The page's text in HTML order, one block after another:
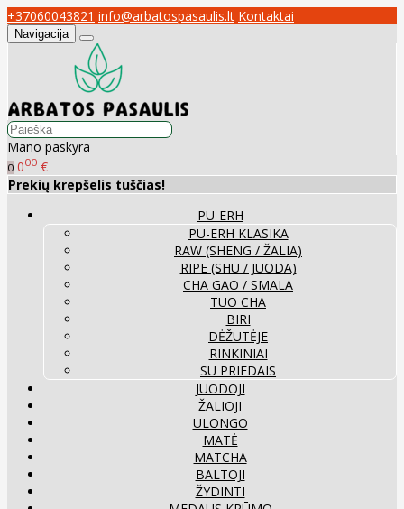
+37060043821 info@arbatospasaulis.lt Kontaktai
Navigacija
Mano paskyra
0 000 €
Prekių krepšelis tuščias!
PU-ERH
PU-ERH KLASIKA
RAW (SHENG / ŽALIA)
RIPE (SHU / JUODA)
CHA GAO / SMALA
TUO CHA
BIRI
DĖŽUTĖJE
RINKINIAI
SU PRIEDAIS
JUODOJI
ŽALIOJI
ULONGO
MATĖ
MATCHA
BALTOJI
ŽYDINTI